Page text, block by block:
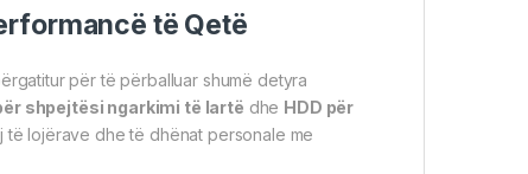
të Qetë
për të përballuar shumë detyra
shpejtësi ngarkimi të lartë dhe HDD për
të lojërave dhe të dhënat personale me